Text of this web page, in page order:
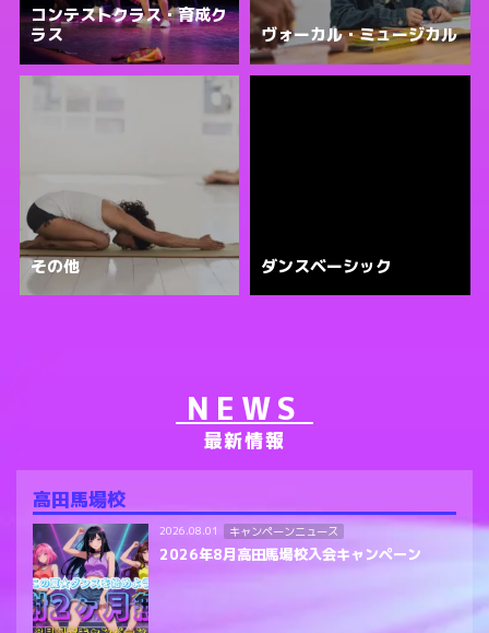
コンテストクラス・育成ク
ラス
ヴォーカル・ミュージカル
その他 ダンスベーシック
NEWS
最新情報
高田馬場校
2026.08.01 キャンペーンニュース
2026年8月高田馬場校入会キャンペーン